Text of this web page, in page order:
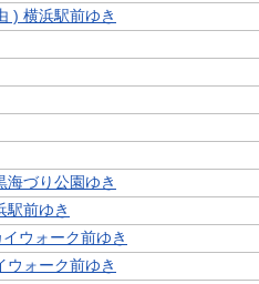
) 横浜駅前ゆき
づり公園ゆき
駅前ゆき
ウォーク前ゆき
ォーク前ゆき